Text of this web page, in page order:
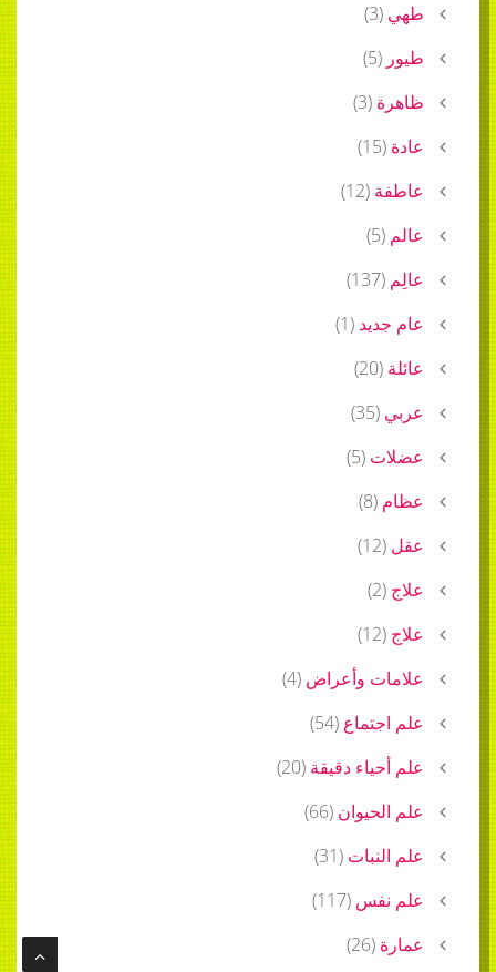
طهي (
3
)
طيور (
5
)
ظاهرة (
3
)
عادة (
15
)
عاطفة (
12
)
عالم (
5
)
عالِم (
137
)
عام جديد (
1
)
عائلة (
20
)
عربي (
35
)
عضلات (
5
)
عظام (
8
)
عقل (
12
)
علاج (
2
)
علاج (
12
)
علامات وأعراض (
4
)
علم اجتماع (
54
)
علم أحياء دقيقة (
20
)
علم الحيوان (
66
)
علم النبات (
31
)
علم نفس (
117
)
عمارة (
26
)